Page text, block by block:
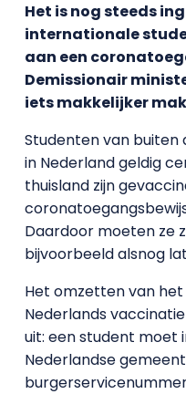
Het is nog steeds
internationale
aan een
Demissionair
iets makkelijker
Studenten van buiten
in Nederland geldig
thuisland zijn
Daardoor moeten ze
bijvoorbeeld alsnog
Het omzetten van
Nederlands
uit: een student moet
Nederlandse